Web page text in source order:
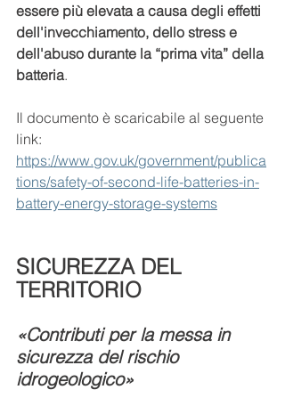
essere più elevata a causa degli effetti
dell'invecchiamento, dello stress e
dell'abuso durante la “prima vita” della
batteria.
Il documento è scaricabile al seguente
link:
https://www.gov.uk/government/publica
tions/safety-of-second-life-batteries-in-
battery-energy-storage-systems
SICUREZZA DEL
TERRITORIO
«Contributi per la messa in
sicurezza del rischio
idrogeologico»